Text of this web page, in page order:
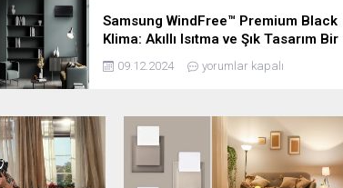
Günsan Elektrik Akıllı Teknolojiyle
Enerjiden Tasarruf Ettiriyor
Samsung WindFree™ Premium Black
Klima: Akıllı Isıtma ve Şık Tasarım Bir
Arada
09.12.2024 yorumlar kapalı